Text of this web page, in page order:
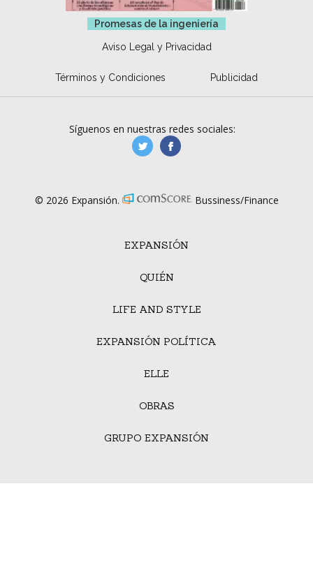
Promesas de la ingeniería
Aviso Legal y Privacidad
Términos y Condiciones Publicidad
EXPANSIÓN
QUIÉN
LIFE AND STYLE
EXPANSIÓN POLÍTICA
ELLE
OBRAS
GRUPO EXPANSIÓN
Síguenos en nuestras redes sociales:
manufacturaGE
© 2026 Expansión. Bussiness/Finance